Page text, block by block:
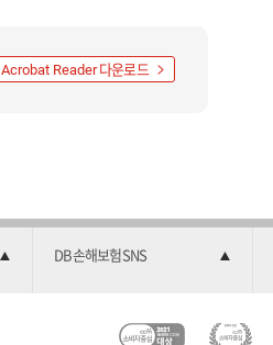
Acrobat Reader다운로드
DB손해보험SNS
C 소